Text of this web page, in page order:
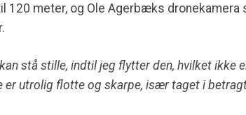
120 meter, og Ole Agerbæks
stå stille, indtil jeg flytter den, hvilket ikke
utrolig flotte og skarpe, især taget i